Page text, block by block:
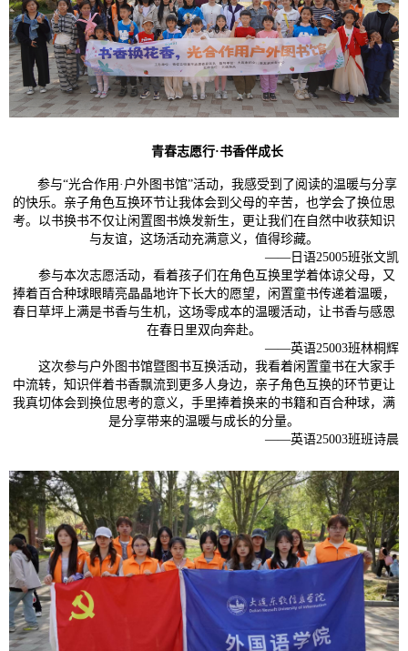
青春志愿行·书香伴成长
参与“光合作用·户外图书馆”活动，我感受到了阅读的温暖与分享
的快乐。亲子角色互换环节让我体会到父母的辛苦，也学会了换位思
考。以书换书不仅让闲置图书焕发新生，更让我们在自然中收获知识
与友谊，这场活动充满意义，值得珍藏。
——日语25005班张文凯
参与本次志愿活动，看着孩子们在角色互换里学着体谅父母，又
捧着百合种球眼睛亮晶晶地许下长大的愿望，闲置童书传递着温暖，
春日草坪上满是书香与生机，这场零成本的温暖活动，让书香与感恩
在春日里双向奔赴。
——英语25003班林桐辉
这次参与户外图书馆暨图书互换活动，我看着闲置童书在大家手
中流转，知识伴着书香飘流到更多人身边，亲子角色互换的环节更让
我真切体会到换位思考的意义，手里捧着换来的书籍和百合种球，满
是分享带来的温暖与成长的分量。
——英语25003班班诗晨